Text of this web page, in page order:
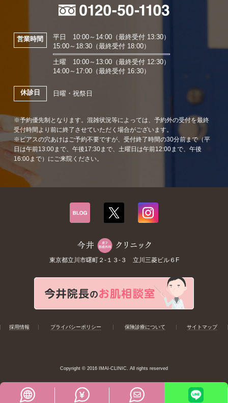
営業時間
平日 10:00～14:00（最終受付 13:30）
15:00～18:30（最終受付 18:00）
土曜 10:00～13:00（最終受付 12:30）
14:00～17:00（最終受付 16:30）
休診日 日曜・祝祭日
※予約優先制となります。混雑状況等によっては、予約外の受付を最終
受付時間より前に終了させていただく場合がございます。
※ピアスの穴あけはご予約不要ですが、受付終了時間の30分前まで（平
日は午前13:00まで、午後17:30まで、土曜日は午前12:00まで、午後
16:00まで）にご来院ください。
東京都立川市曙町２-１３-３ 立川三菱ビル６F
採用情報 プライバシーポリシー 保険診療について サイトマップ
Copyright © 2016 IMAI-CLINIC. All rights reserved